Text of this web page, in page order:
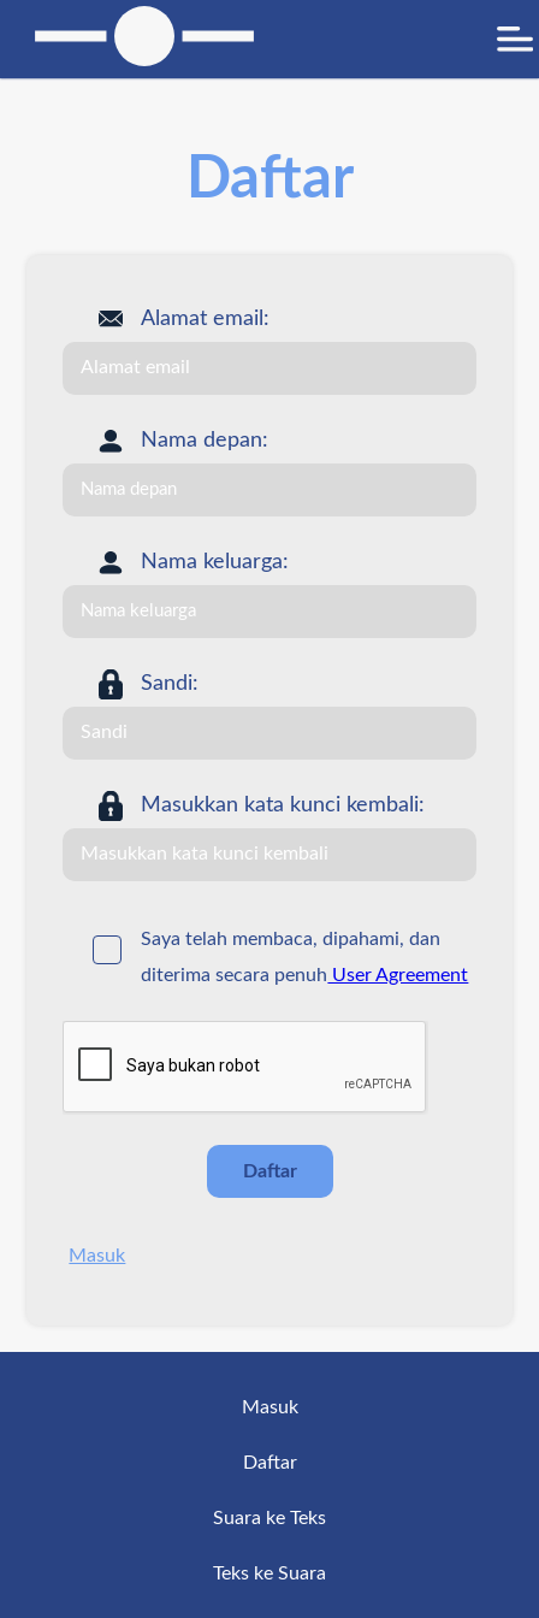
Daftar
Alamat email:
Nama depan:
Nama keluarga:
Sandi:
Masukkan kata kunci kembali:
Saya telah membaca, dipahami, dan
diterima secara penuh User Agreement
Masuk
Masuk
Daftar
Suara ke Teks
Teks ke Suara